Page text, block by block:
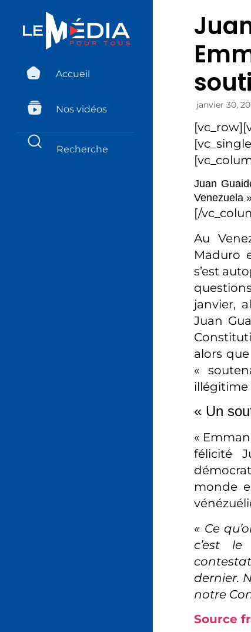
Accueil
Nos vidéos janvier 30,
Juan
Venezuela
[/
Au
Maduro
s’est
janvier,
Juan
alors
«
illégitime
« Un
«
félicité
monde
« Ce
c’est
dernier.
notre
Source